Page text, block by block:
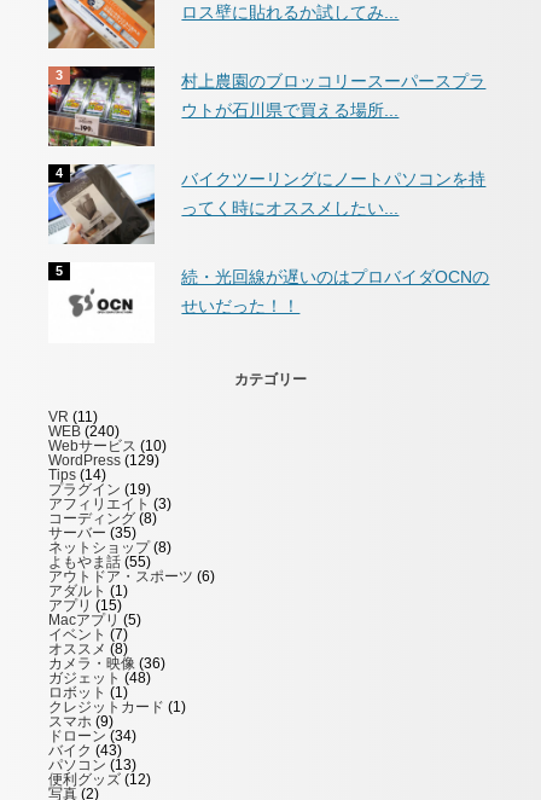
ロス壁に貼れるか試してみ...
村上農園のブロッコリースーパースプラ
ウトが石川県で買える場所...
バイクツーリングにノートパソコンを持
ってく時にオススメしたい...
続・光回線が遅いのはプロバイダOCNの
せいだった！！
カテゴリー
VR (11)
WEB (240)
Webサービス (10)
WordPress (129)
Tips (14)
プラグイン (19)
アフィリエイト (3)
コーディング (8)
サーバー (35)
ネットショップ(8)
よもやま話 (55)
アウトドア・スポーツ (6)
アダルト (1)
アプリ (15)
Macアプリ (5)
イベント (7)
オススメ (8)
カメラ・映像 (36)
ガジェット (48)
ロボット (1)
クレジットカード (1)
スマホ (9)
ドローン (34)
バイク (43)
パソコン (13)
便利グッズ (12)
写真 (2)